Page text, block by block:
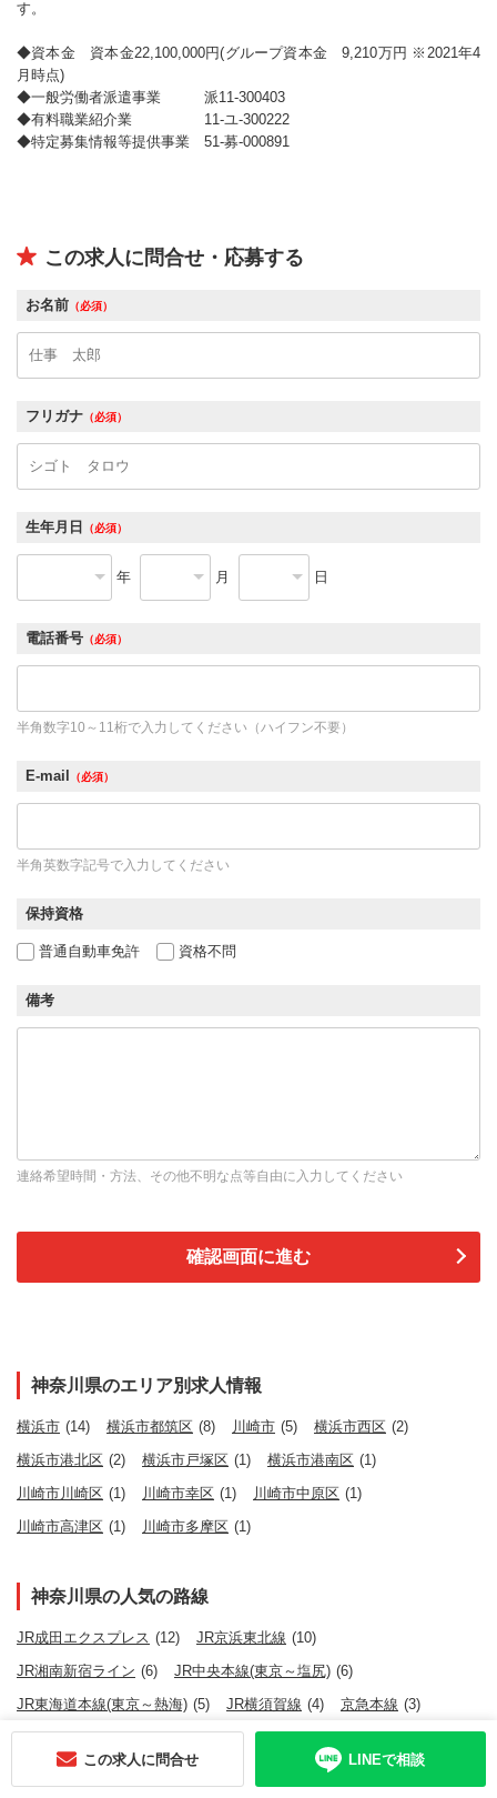
す。
◆資本金 資本金22,100,000円(グループ資本金 9,210万円 ※2021年4
月時点)
◆一般労働者派遣事業 派11-300403
◆有料職業紹介業 11-ユ-300222
◆特定募集情報等提供事業 51-募-000891
この求人に問合せ・応募する
お名前 （必須）
フリガナ （必須）
生年月日 （必須）
年 月 日
電話番号 （必須）
半角数字10～11桁で入力してください（ハイフン不要）
E-mail （必須）
半角英数字記号で入力してください
保持資格
普通自動車免許 資格不問
備考
連絡希望時間・方法、その他不明な点等自由に入力してください
神奈川県のエリア別求人情報
横浜市 (14) 横浜市都筑区 (8) 川崎市 (5) 横浜市西区 (2)
横浜市港北区 (2) 横浜市戸塚区 (1) 横浜市港南区 (1)
川崎市川崎区 (1) 川崎市幸区 (1) 川崎市中原区 (1)
川崎市高津区 (1) 川崎市多摩区 (1)
神奈川県の人気の路線
JR成田エクスプレス (12) JR京浜東北線 (10)
JR湘南新宿ライン (6) JR中央本線(東京～塩尻) (6)
JR東海道本線(東京～熱海) (5) JR横須賀線 (4) 京急本線 (3)
ブルーライン (3) 東急東横線 (2) 小田急線
JR横浜線 (1) JR根岸線 (1) みなとみらい線 (1)
この求人に問合せ LINEで相談